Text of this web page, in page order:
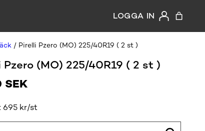
LOGGA IN
/ Pirelli Pzero (MO) 225/40R19 ( 2 st )
Pzero (MO) 225/40R19 ( 2 st )
SEK
695 kr/st